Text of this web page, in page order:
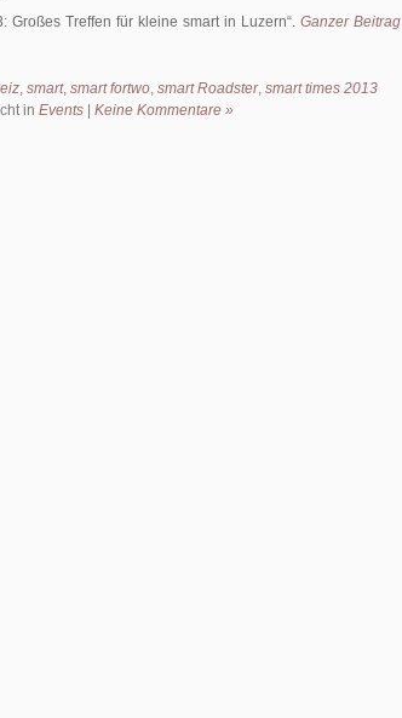
Großes Treffen für kleine smart in Luzern . Ganzer Beitrag
, smart, smart fortwo, smart Roadster, smart times 2013
in Events| Keine Kommentare »